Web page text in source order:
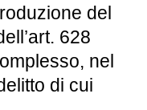
del
628
nel
di cui